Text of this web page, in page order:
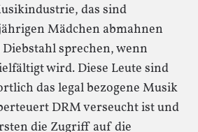
das sind
Mädchen abmahnen
sprechen, wenn
wird. Diese Leute sind
das legal bezogene Musik
DRM verseucht ist und
die Zugriff auf die